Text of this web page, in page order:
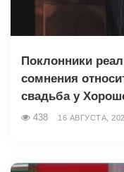
Поклонники
сомнения
свадьба у
438 16 АВГУСТА,